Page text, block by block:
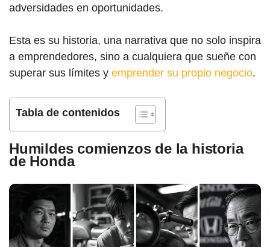
adversidades en oportunidades.
Esta es su historia, una narrativa que no solo inspira
a emprendedores, sino a cualquiera que sueñe con
superar sus límites y emprender su propio negocio.
Tabla de contenidos
Humildes comienzos de la historia
de Honda